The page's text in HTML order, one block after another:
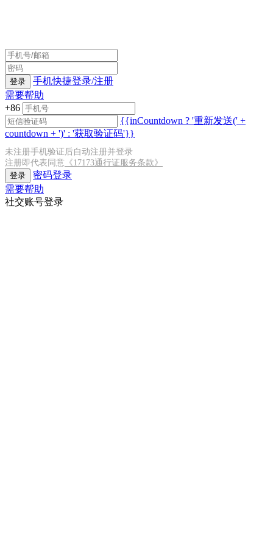
登录
手机快捷登录/注册
需要帮助
+86
{{inCountdown ? '重新发送(' +
countdown + ')' : '获取验证码'}}
未注册手机验证后自动注册并登录
注册即代表同意 《17173通行证服务条款》
登录
密码登录
需要帮助
社交账号登录